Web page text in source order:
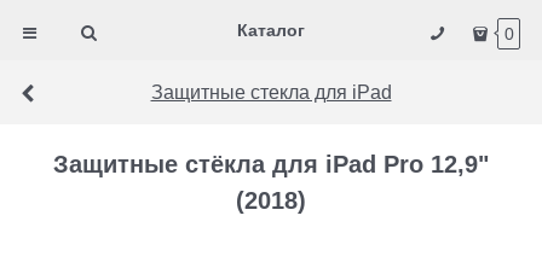
Каталог 0
Защитные стекла для iPad
Защитные стёкла для iPad Pro 12,9"
(2018)